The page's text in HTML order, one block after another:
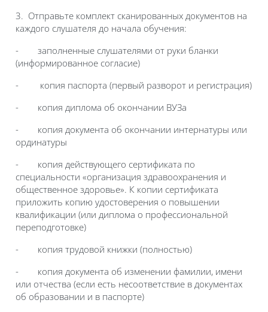
3. Отправьте комплект сканированных документов на
каждого слушателя до начала обучения:
- заполненные слушателями от руки бланки
(информированное согласие)
- копия паспорта (первый разворот и регистрация)
- копия диплома об окончании ВУЗа
- копия документа об окончании интернатуры или
ординатуры
- копия действующего сертификата по
специальности «организация здравоохранения и
общественное здоровье». К копии сертификата
приложить копию удостоверения о повышении
квалификации (или диплома о профессиональной
переподготовке)
- копия трудовой книжки (полностью)
- копия документа об изменении фамилии, имени
или отчества (если есть несоответствие в документах
об образовании и в паспорте)